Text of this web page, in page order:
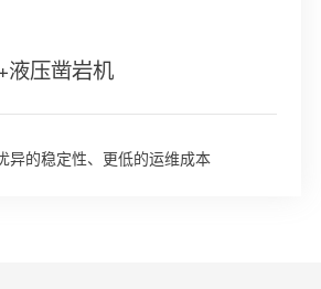
液压凿岩机
异的稳定性、更低的运维成本